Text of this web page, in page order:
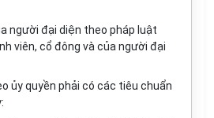
người đại diện theo pháp luật
viên, cổ đông và của người đại
ủy quyền phải có các tiêu chuẩn